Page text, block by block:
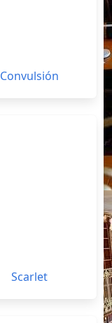
Convulsión
Scarlet